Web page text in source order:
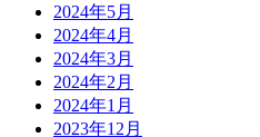
2024年5月
2024年4月
2024年3月
2024年2月
2024年1月
2023年12月